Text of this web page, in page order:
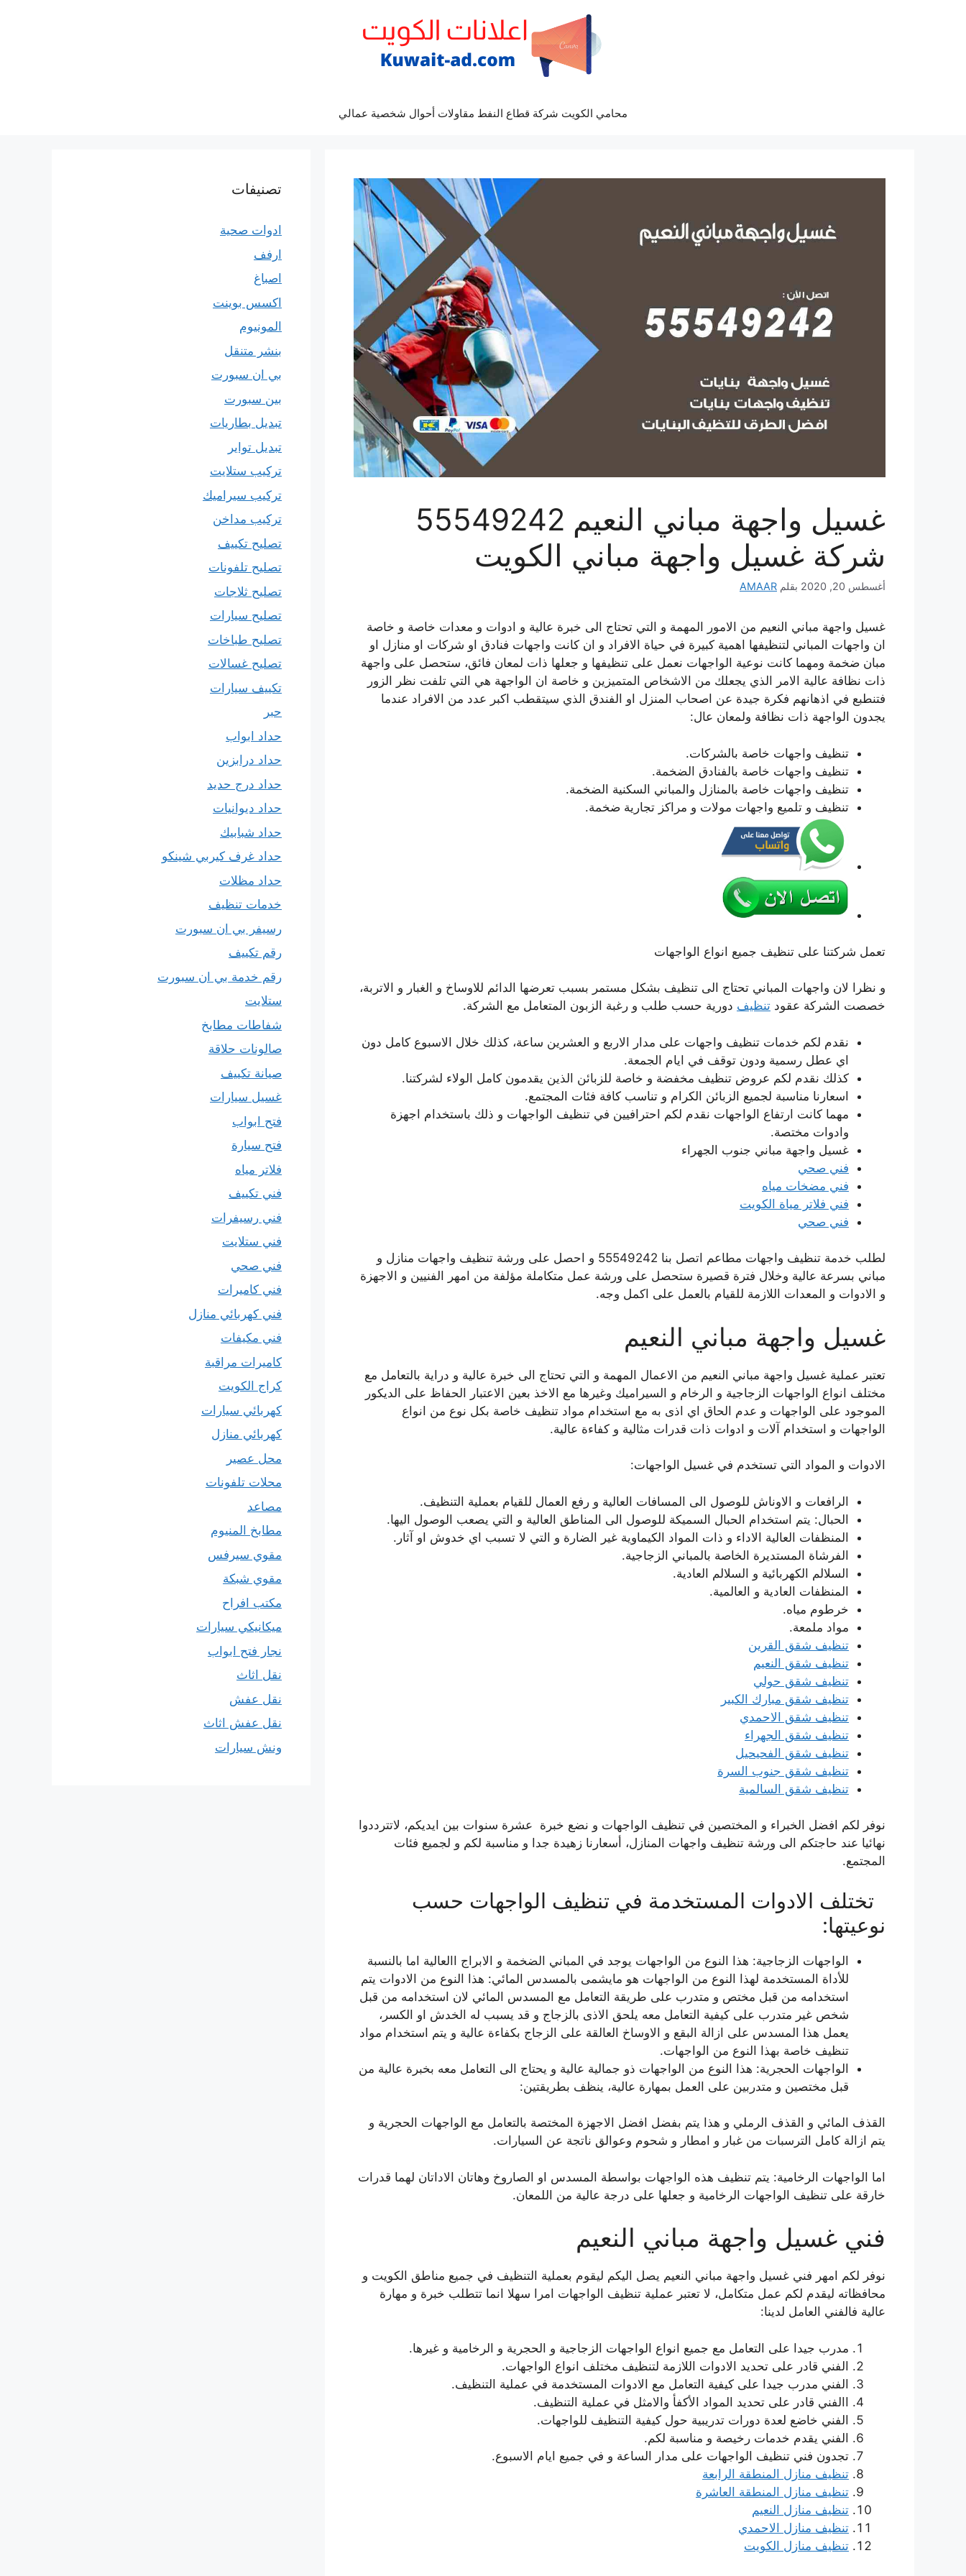
محامي الكويت شركة قطاع النفط مقاولات أحوال شخصية عمالي
غسيل واجهة مباني النعيم 55549242
شركة غسيل واجهة مباني الكويت
أغسطس 20, 2020 بقلم AMAAR
غسيل واجهة مباني النعيم من الامور المهمة و التي تحتاج الى خبرة عالية و ادوات و معدات خاصة و خاصة
ان واجهات المباني لتنظيفها اهمية كبيرة في حياة الافراد و ان كانت واجهات فنادق او شركات او منازل او
مبان ضخمة ومهما كانت نوعية الواجهات نعمل على تنظيفها و جعلها ذات لمعان فائق، ستحصل على واجهة
ذات نظافة عالية الامر الذي يجعلك من الاشخاص المتميزين و خاصة ان الواجهة هي التي تلفت نظر الزور
فتنطبع في اذهانهم فكرة جيدة عن اصحاب المنزل او الفندق الذي سيتقطب اكبر عدد من الافراد عندما
يجدون الواجهة ذات نظافة ولمعان عال:
تنظيف واجهات خاصة بالشركات.
تنظيف واجهات خاصة بالفنادق الضخمة.
تنظيف واجهات خاصة بالمنازل والمباني السكنية الضخمة.
تنظيف و تلميع واجهات مولات و مراكز تجارية ضخمة.
تعمل شركتنا على تنظيف جميع انواع الواجهات
و نظرا لان واجهات المباني تحتاج الى تنظيف بشكل مستمر بسبب تعرضها الدائم للاوساخ و الغبار و الاتربة،
خصصت الشركة عقود تنظيف دورية حسب طلب و رغبة الزبون المتعامل مع الشركة.
نقدم لكم خدمات تنظيف واجهات على مدار الاربع و العشرين ساعة، كذلك خلال الاسبوع كامل دون
اي عطل رسمية ودون توقف في ايام الجمعة.
كذلك نقدم لكم عروض تنظيف مخفضة و خاصة للزبائن الذين يقدمون كامل الولاء لشركتنا.
اسعارنا مناسبة لجميع الزبائن الكرام و تناسب كافة فئات المجتمع.
مهما كانت ارتفاع الواجهات نقدم لكم احترافيين في تنظيف الواجهات و ذلك باستخدام اجهزة
وادوات مختصة.
غسيل واجهة مباني جنوب الجهراء
فني صحي
فني مضخات مياه
فني فلاتر مياة الكويت
فني صحي
لطلب خدمة تنظيف واجهات مطاعم اتصل بنا 55549242 و احصل على ورشة تنظيف واجهات منازل و
مباني بسرعة عالية وخلال فترة قصيرة ستحصل على ورشة عمل متكاملة مؤلفة من امهر الفنيين و الاجهزة
و الادوات و المعدات اللازمة للقيام بالعمل على اكمل وجه.
غسيل واجهة مباني النعيم
تعتبر عملية غسيل واجهة مباني النعيم من الاعمال المهمة و التي تحتاج الى خبرة عالية و دراية بالتعامل مع
مختلف انواع الواجهات الزجاجية و الرخام و السيراميك وغيرها مع الاخذ بعين الاعتبار الحفاظ على الديكور
الموجود على الواجهات و عدم الحاق اي اذى به مع استخدام مواد تنظيف خاصة بكل نوع من انواع
الواجهات و استخدام آلات و ادوات ذات قدرات مثالية و كفاءة عالية.
الادوات و المواد التي تستخدم في غسيل الواجهات:
الرافعات و الاوناش للوصول الى المسافات العالية و رفع العمال للقيام بعملية التنظيف.
الحبال: يتم استخدام الحبال السميكة للوصول الى المناطق العالية و التي يصعب الوصول اليها.
المنظفات العالية الاداء و ذات المواد الكيماوية غير الضارة و التي لا تسبب اي خدوش او آثار.
الفرشاة المستديرة الخاصة بالمباني الزجاجية.
السلالم الكهربائية و السلالم العادية.
المنظفات العادية و العالمية.
خرطوم مياه.
مواد ملمعة.
تنظيف شقق القرين
تنظيف شقق النعيم
تنظيف شقق حولي
تنظيف شقق مبارك الكبير
تنظيف شقق الاحمدي
تنظيف شقق الجهراء
تنظيف شقق الفحيحيل
تنظيف شقق جنوب السرة
تنظيف شقق السالمية
نوفر لكم افضل الخبراء و المختصين في تنظيف الواجهات و نضع خبرة عشرة سنوات بين ايديكم، لاتترددوا
نهائيا عند حاجتكم الى ورشة تنظيف واجهات المنازل، أسعارنا زهيدة جدا و مناسبة لكم و لجميع فئات
المجتمع.
تختلف الادوات المستخدمة في تنظيف الواجهات حسب
نوعيتها:
الواجهات الزجاجية: هذا النوع من الواجهات يوجد في المباني الضخمة و الابراج االعالية اما بالنسبة
للأداة المستخدمة لهذا النوع من الواجهات هو مايشمى بالمسدس المائي: هذا النوع من الادوات يتم
استخدامه من قبل مختص و متدرب على طريقة التعامل مع المسدس المائي لان استخدامه من قبل
شخص غير متدرب على كيفية التعامل معه يلحق الاذى بالزجاج و قد يسبب له الخدش او الكسر،
يعمل هذا المسدس على ازالة البقع و الاوساخ العالقة على الزجاج بكفاءة عالية و يتم استخدام مواد
تنظيف خاصة بهذا النوع من الواجهات.
الواجهات الحجرية: هذا النوع من الواجهات ذو جمالية عالية و يحتاج الى التعامل معه بخبرة عالية من
قبل مختصين و متدربين على العمل بمهارة عالية، ينظف بطريقتين:
القذف المائي و القذف الرملي و هذا يتم بفضل افضل الاجهزة المختصة بالتعامل مع الواجهات الحجرية و
يتم ازالة كامل الترسبات من غبار و امطار و شحوم وعوالق ناتجة عن السيارات.
اما الواجهات الرخامية: يتم تنظيف هذه الواجهات بواسطة المسدس او الصاروخ وهاتان الاداتان لهما قدرات
خارقة على تنظيف الواجهات الرخامية و جعلها على درجة عالية من اللمعان.
فني غسيل واجهة مباني النعيم
نوفر لكم امهر فني غسيل واجهة مباني النعيم يصل اليكم ليقوم بعملية التنظيف في جميع مناطق الكويت و
محافظاته ليقدم لكم عمل متكامل، لا تعتبر عملية تنظيف الواجهات امرا سهلا انما تتطلب خبرة و مهارة
عالية فالفني العامل لدينا:
مدرب جيدا على التعامل مع جميع انواع الواجهات الزجاجية و الحجرية و الرخامية و غيرها.
الفني قادر على تحديد الادوات اللازمة لتنظيف مختلف انواع الواجهات.
الفني مدرب جيدا على كيفية التعامل مع الادوات المستخدمة في عملية التنظيف.
االفني قادر على تحديد المواد الأكفأ والامثل في عملية التنظيف.
الفني خاضع لعدة دورات تدريبية حول كيفية التنظيف للواجهات.
الفني يقدم خدمات رخيصة و مناسبة لكم.
تجدون فني تنظيف الواجهات على مدار الساعة و في جميع ايام الاسبوع.
تنظيف منازل المنطقة الرابعة
تنظيف منازل المنطقة العاشرة
تنظيف منازل النعيم
تنظيف منازل الاحمدي
تنظيف منازل الكويت
تصنيفات
ادوات صحية
ارفف
اصباغ
اكسس بوينت
المونيوم
بنشر متنقل
بي ان سبورت
بين سبورت
تبديل بطاريات
تبديل تواير
تركيب ستلايت
تركيب سيراميك
تركيب مداخن
تصليح تكييف
تصليح تلفونات
تصليح ثلاجات
تصليح سيارات
تصليح طباخات
تصليح غسالات
تكييف سيارات
حبر
حداد ابواب
حداد درابزين
حداد درج حديد
حداد ديوانيات
حداد شبابيك
حداد غرف كيربي شينكو
حداد مظلات
خدمات تنظيف
رسيفر بي ان سبورت
رقم تكييف
رقم خدمة بي ان سبورت
ستلايت
شفاطات مطابخ
صالونات حلاقة
صيانة تكييف
غسيل سيارات
فتح ابواب
فتح سيارة
فلاتر مياه
فني تكييف
فني رسيفرات
فني ستلايت
فني صحي
فني كاميرات
فني كهربائي منازل
فني مكيفات
كاميرات مراقبة
كراج الكويت
كهربائي سيارات
كهربائي منازل
محل عصير
محلات تلفونات
مصاعد
مطابخ المنيوم
مقوي سيرفس
مقوي شبكة
مكتب افراح
ميكانيكي سيارات
نجار فتح ابواب
نقل اثاث
نقل عفش
نقل عفش اثاث
ونش سيارات